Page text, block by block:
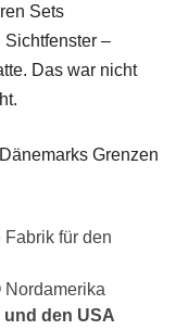
Sets
Sichtfenster –
Das war nicht
Grenzen
für den
Nordamerika
den USA